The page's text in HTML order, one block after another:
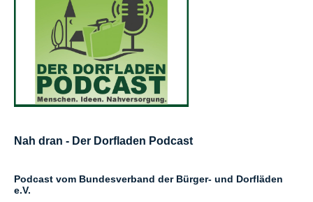
Nah dran - Der Dorfladen Podcast
Podcast vom Bundesverband der Bürger- und Dorfläden
e.V.